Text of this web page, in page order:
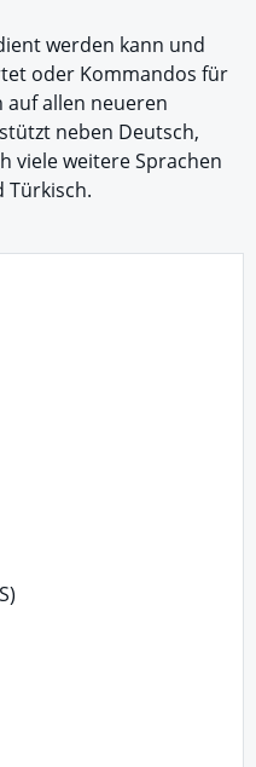
werden kann und
oder Kommandos für
auf allen neueren
neben Deutsch,
viele weitere Sprachen
Türkisch.